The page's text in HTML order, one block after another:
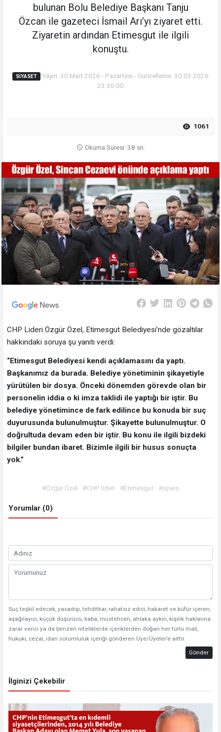
bulunan Bolu Belediye Başkanı Tanju
Özcan ile gazeteci İsmail Arı’yı ziyaret etti.
Ziyaretin ardından Etimesgut ile ilgili
konuştu.
SIYASET Yayın: 30 Mart 2026 - Pazartesi - Güncelleme: 30.03.2026
23:36:00
1061
Okuma Süresi: 38 sn.
CHP Lideri Özgür Özel, Etimesgut Belediyesi’nde gözaltılar
hakkındaki soruya şu yanıtı verdi:
“Etimesgut Belediyesi kendi açıklamasını da yaptı.
Başkanımız da burada. Belediye yönetiminin şikayetiyle
yürütülen bir dosya. Önceki dönemden görevde olan bir
personelin iddia o ki imza taklidi ile yaptığı bir iştir. Bu
belediye yönetimince de fark edilince bu konuda bir suç
duyurusunda bulunulmuştur. Şikayette bulunulmuştur. O
doğrultuda devam eden bir iştir. Bu konu ile ilgili bizdeki
bilgiler bundan ibaret. Bizimle ilgili bir husus sonuçta
yok.”
#Özgür Özel #CHP lideri #Etimesgut #opers
Yorumlar (0)
Suç teşkil edecek, yasadışı, tehditkar, rahatsız edici, hakaret ve küfür içeren,
aşağılayıcı, küçük düşürücü, kaba, müstehcen, ahlaka aykırı, kişilik haklarına
zarar verici ya da benzeri niteliklerde içeriklerden doğan her türlü mali,
hukuki, cezai, idari sorumluluk içeriği gönderen Üye/Üyeler’e aittir.
Gönder
İlginizi Çekebilir